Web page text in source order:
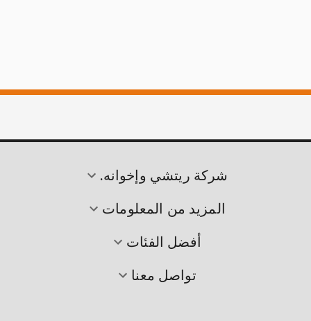
شركة ريتشي وإخوانه.
المزيد من المعلومات
أفضل الفئات
تواصل معنا